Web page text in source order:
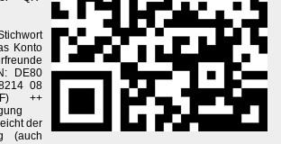
Konto
DE80
08
++
der
(auch